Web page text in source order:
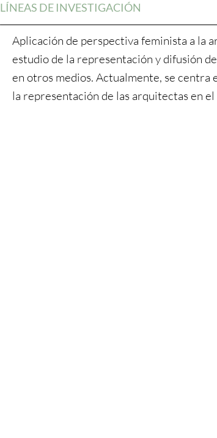
LÍNEAS DE INVESTIGACIÓN
Aplicación de perspectiva feminista a la
estudio de la representación y difusión
en otros medios. Actualmente, se centra
la representación de las arquitectas en el